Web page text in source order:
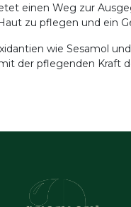
einen Weg zur
zu pflegen und ein
wie Sesamol
der pflegenden Kraft